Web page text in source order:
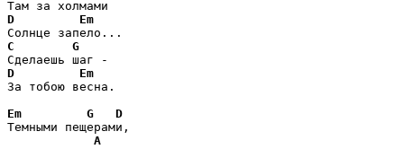
D
Em
C
G
D
Em
За тобою весна.
Em
G
D
Темными пещерами,
A